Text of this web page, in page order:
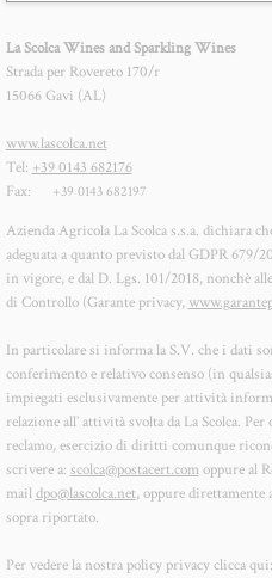
La Scolca Wines and Sparkling Wines
Strada per Rovereto 170/r
15066 Gavi (AL)
www.lascolca.net
Tel: +39 0143 682176
Fax:
+39 0143 682197
Azienda Agricola La Scolca s.s.a. dichiara
adeguata a quanto previsto dal GDPR 679/
in vigore, e dal D. Lgs. 101/2018, nonchè
di Controllo (Garante privacy,
In particolare si informa la S.V. che i dati
conferimento e relativo consenso (in
impiegati esclusivamente per attività
relazione all’ attività svolta da La Scolca.
reclamo, esercizio di diritti comunque
scrivere a: scolca@postacert.comoppure al
maildpo@lascolca.net, oppure direttamente
sopra riportato.
Per vedere la nostra policy privacy clicca qui: